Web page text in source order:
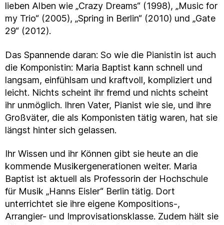
lieben Alben wie „Crazy Dreams“ (1998), „Music for
my Trio“ (2005), „Spring in Berlin“ (2010) und „Gate
29“ (2012).
Das Spannende daran: So wie die Pianistin ist auch
die Komponistin: Maria Baptist kann schnell und
langsam, einfühlsam und kraftvoll, kompliziert und
leicht. Nichts scheint ihr fremd und nichts scheint
ihr unmöglich. Ihren Vater, Pianist wie sie, und ihre
Großväter, die als Komponisten tätig waren, hat sie
längst hinter sich gelassen.
Ihr Wissen und ihr Können gibt sie heute an die
kommende Musikergenerationen weiter. Maria
Baptist ist aktuell als Professorin der Hochschule
für Musik „Hanns Eisler“ Berlin tätig. Dort
unterrichtet sie ihre eigene Kompositions-,
Arrangier- und Improvisationsklasse. Zudem hält sie